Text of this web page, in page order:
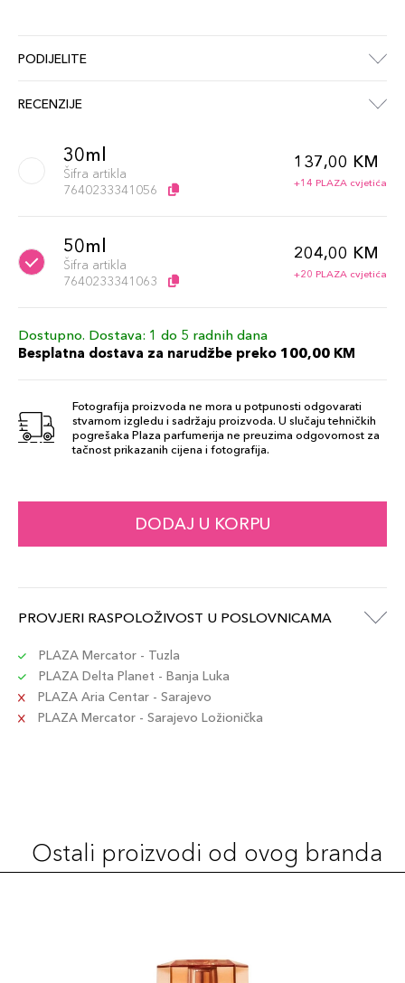
PODIJELITE
RECENZIJE
30ml
Šifra artikla
7640233341056
137,00 KM
+14 PLAZA cvjetića
50ml
Šifra artikla
7640233341063
204,00 KM
+20 PLAZA cvjetića
Dostupno. Dostava: 1 do 5 radnih dana
Besplatna dostava za narudžbe preko 100,00 KM
Fotografija proizvoda ne mora u potpunosti odgovarati
stvarnom izgledu i sadržaju proizvoda. U slučaju tehničkih
pogrešaka Plaza parfumerija ne preuzima odgovornost za
tačnost prikazanih cijena i fotografija.
DODAJ U KORPU
PROVJERI RASPOLOŽIVOST U POSLOVNICAMA
PLAZA Mercator - Tuzla
PLAZA Delta Planet - Banja Luka
PLAZA Aria Centar - Sarajevo
PLAZA Mercator - Sarajevo Ložionička
Ostali proizvodi od ovog branda